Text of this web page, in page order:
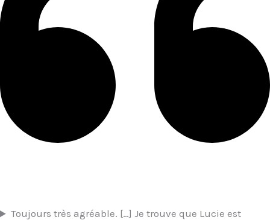
Toujours très agréable. […] Je trouve que Lucie est